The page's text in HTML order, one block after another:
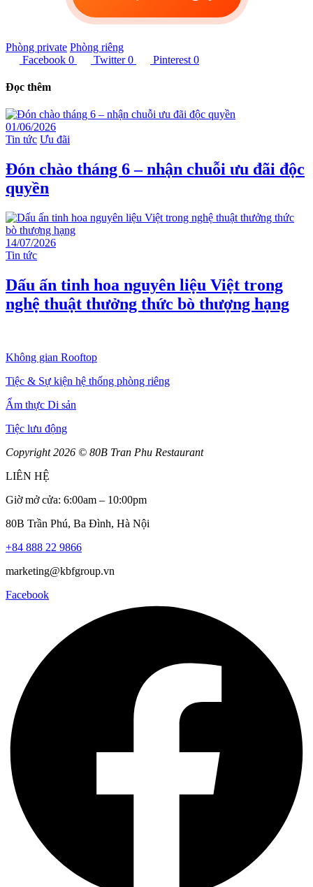
Phòng private Phòng riêng
Facebook 0 Twitter 0 Pinterest 0
Đọc thêm
01/06/2026
Tin tức Ưu đãi
Đón chào tháng 6 – nhận chuỗi ưu đãi độc
quyền
14/07/2026
Tin tức
Dấu ấn tinh hoa nguyên liệu Việt trong
nghệ thuật thưởng thức bò thượng hạng
Không gian Rooftop
Tiệc & Sự kiện hệ thống phòng riêng
Ẩm thực Di sản
Tiệc lưu động
Copyright 2026 © 80B Tran Phu Restaurant
LIÊN HỆ
Giờ mở cửa: 6:00am – 10:00pm
80B Trần Phú, Ba Đình, Hà Nội
+84 888 22 9866
marketing@kbfgroup.vn
Facebook